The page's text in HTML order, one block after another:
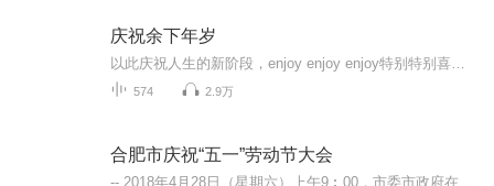
庆祝余下年岁
574 2.9万
合肥市庆祝“五一”劳动节大会